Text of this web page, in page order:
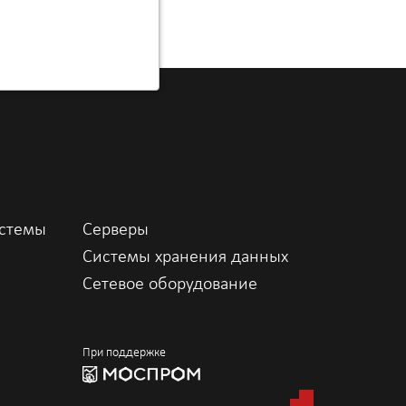
Серверы
Системы хранения данных
Сетевое оборудование
При поддержке